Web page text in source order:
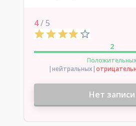
4/ 5
2
|нейтральных|
Нет записи